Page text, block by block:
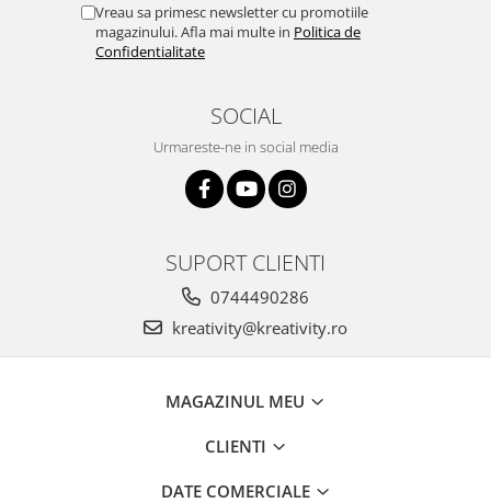
Vreau sa primesc newsletter cu promotiile
magazinului. Afla mai multe in Politica de
Confidentialitate
SOCIAL
Urmareste-ne in social media
SUPORT CLIENTI
0744490286
kreativity@kreativity.ro
MAGAZINUL MEU
CLIENTI
DATE COMERCIALE